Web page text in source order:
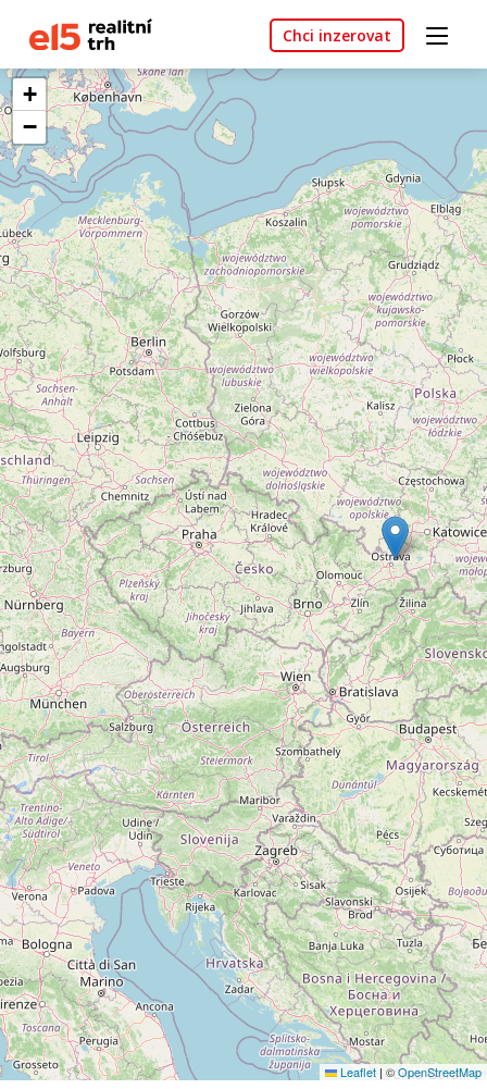
Chci inzerovat
+
−
Leaflet | ©OpenStreetMap